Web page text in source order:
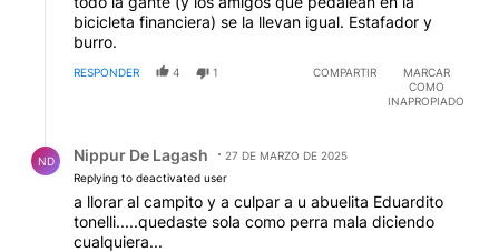
bicicleta financiera) se la llevan igual. Estafador y
burro.
RESPONDER 4 1 COMPARTIR
MARCAR
COMO
INAPROPIADO
ND Nippur De Lagash
27 DE MARZO DE 2025
Replying to deactivated user
a llorar al campito y a culpar a u abuelita Eduardito
tonelli.....quedaste sola como perra mala diciendo
cualquiera...